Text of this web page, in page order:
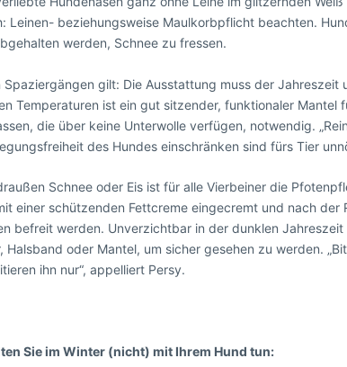
Leinen- beziehungsweise Maulkorbpflicht beachten.
werden, Schnee zu fressen.
Spaziergängen gilt: Die Ausstattung muss der
Temperaturen ist ein gut sitzender, funktionaler Mantel
die über keine Unterwolle verfügen, notwendig.
des Hundes einschränken sind fürs Tier
Schnee oder Eis ist für alle Vierbeiner die
einer schützenden Fettcreme eingecremt und nach
befreit werden. Unverzichtbar in der dunklen
Halsband oder Mantel, um sicher gesehen zu werden.
ihn nur“, appelliert Persy.
Sie im Winter (nicht) mit Ihrem Hund tun: